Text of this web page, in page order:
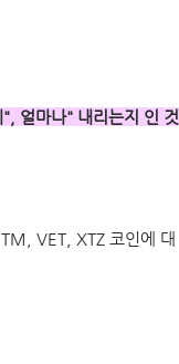
얼마나" 내리는지 인 것
VET, XTZ 코인에 대